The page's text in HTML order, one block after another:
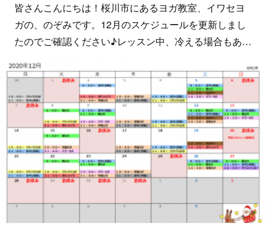
皆さんこんにちは！桜川市にあるヨガ教室、イワセヨ
ガの、のぞみです。12月のスケジュールを更新しまし
たのでご確認ください♪レッスン中、冷える場合もあ…